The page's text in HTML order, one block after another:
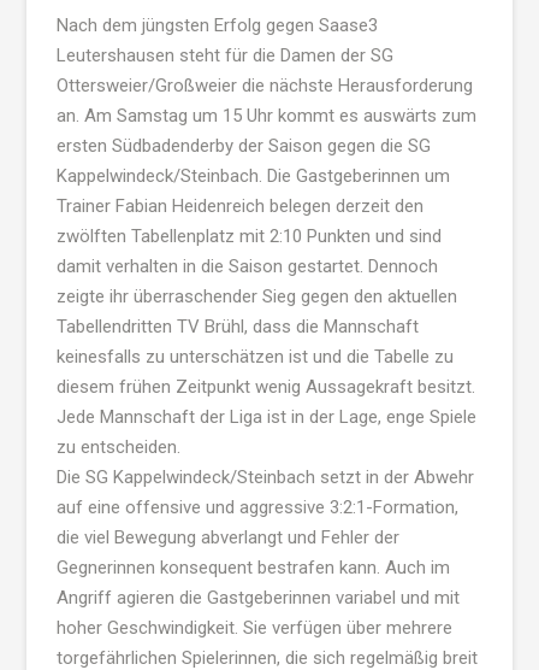
Nach dem jüngsten Erfolg gegen Saase3
Leutershausen steht für die Damen der SG
Ottersweier/Großweier die nächste Herausforderung
an. Am Samstag um 15 Uhr kommt es auswärts zum
ersten Südbadenderby der Saison gegen die SG
Kappelwindeck/Steinbach. Die Gastgeberinnen um
Trainer Fabian Heidenreich belegen derzeit den
zwölften Tabellenplatz mit 2:10 Punkten und sind
damit verhalten in die Saison gestartet. Dennoch
zeigte ihr überraschender Sieg gegen den aktuellen
Tabellendritten TV Brühl, dass die Mannschaft
keinesfalls zu unterschätzen ist und die Tabelle zu
diesem frühen Zeitpunkt wenig Aussagekraft besitzt.
Jede Mannschaft der Liga ist in der Lage, enge Spiele
zu entscheiden.
Die SG Kappelwindeck/Steinbach setzt in der Abwehr
auf eine offensive und aggressive 3:2:1-Formation,
die viel Bewegung abverlangt und Fehler der
Gegnerinnen konsequent bestrafen kann. Auch im
Angriff agieren die Gastgeberinnen variabel und mit
hoher Geschwindigkeit. Sie verfügen über mehrere
torgefährlichen Spielerinnen, die sich regelmäßig breit